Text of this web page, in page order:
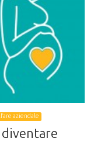
aziendale